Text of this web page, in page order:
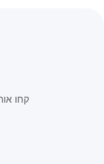
קחו